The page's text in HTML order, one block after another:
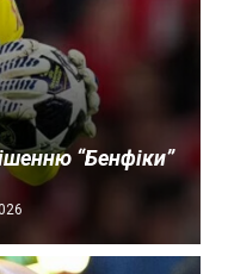
“Бенфіки”